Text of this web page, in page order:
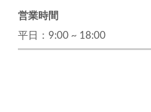
営業時間
平日：9:00 ~ 18:00